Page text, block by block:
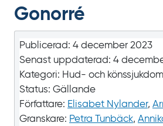
Gonorré
Publicerad: 4 december 2023
Senast uppdaterad: 4
Kategori: Hud- och
Status: Gällande
Författare: Elisabet Nylander,
Granskare: Petra Tunbäck,